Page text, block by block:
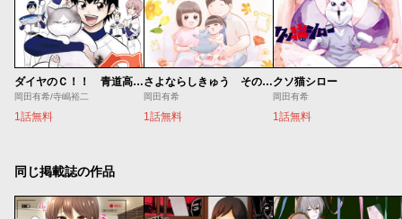
ダイヤのＣ！！ 青道高校野球部猫日誌
岡田有希/寺嶋裕二
1話無料
さよならしきゅう そのあと
岡田有希
1話無料
クソ猫シロー
岡田有希
1話無料
同じ掲載誌の作品